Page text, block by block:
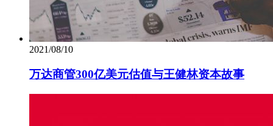
2021/08/10
万达商管300亿美元估值与王健林资本故事